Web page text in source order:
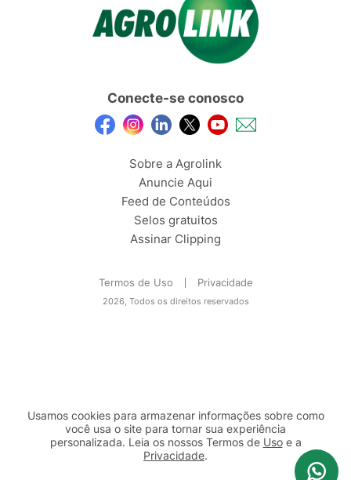
Conecte-se conosco
Sobre a Agrolink
Anuncie Aqui
Feed de Conteúdos
Selos gratuitos
Assinar Clipping
Termos de Uso Privacidade
2026, Todos os direitos reservados
Usamos cookies para armazenar informações sobre como
você usa o site para tornar sua experiência
personalizada. Leia os nossos Termos de Usoe a
Privacidade.